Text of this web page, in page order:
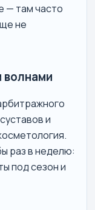
— там часто
не
волнами
и
раз в неделю:
под сезон и